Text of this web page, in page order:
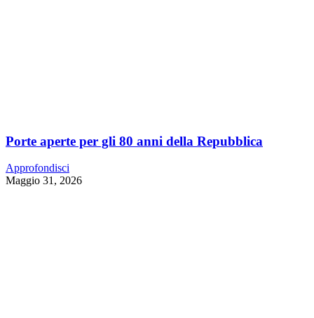
Porte aperte per gli 80 anni della Repubblica
Approfondisci
Maggio 31, 2026